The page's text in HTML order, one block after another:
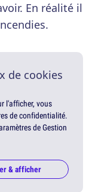
En réalité il
de cookies
l'afficher, vous
de confidentialité.
de Gestion
& afficher